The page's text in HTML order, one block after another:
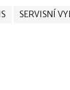
SERVISNÍ